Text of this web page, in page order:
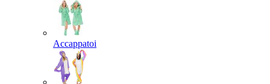
Accappatoi